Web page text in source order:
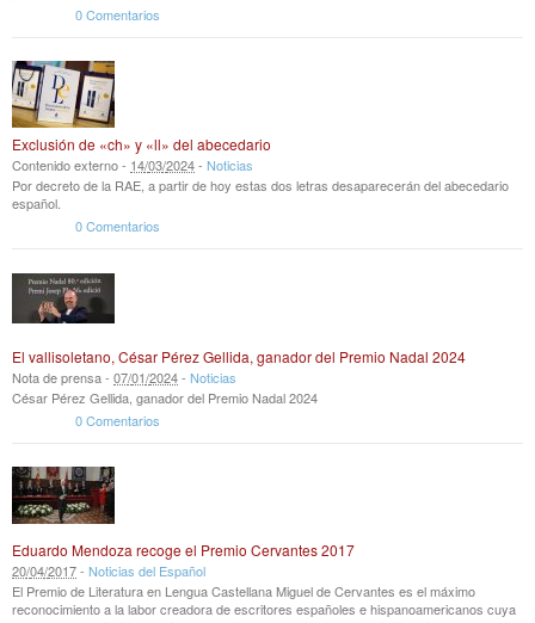
0 Comentarios
Exclusión de «ch» y «ll» del abecedario
Contenido externo - 14/03/2024- Noticias
Por decreto de la RAE, a partir de hoy estas dos letras desaparecerán del abecedario
español.
0 Comentarios
El vallisoletano, César Pérez Gellida, ganador del Premio Nadal 2024
Nota de prensa - 07/01/2024- Noticias
César Pérez Gellida, ganador del Premio Nadal 2024
0 Comentarios
Eduardo Mendoza recoge el Premio Cervantes 2017
20/04/2017- Noticias del Español
El Premio de Literatura en Lengua Castellana Miguel de Cervantes es el máximo
reconocimiento a la labor creadora de escritores españoles e hispanoamericanos cuya